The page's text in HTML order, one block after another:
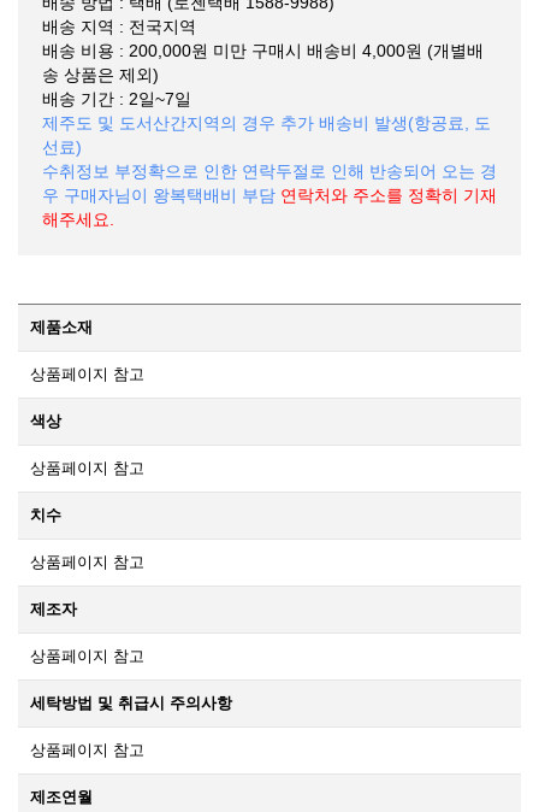
배송 지역 : 전국지역
배송 비용 : 200,000원 미만 구매시 배송비 4,000원 (개별배
송 상품은 제외)
배송 기간 : 2일~7일
제주도 및 도서산간지역의 경우 추가 배송비 발생(항공료, 도
선료)
수취정보 부정확으로 인한 연락두절로 인해 반송되어 오는 경
우 구매자님이 왕복택배비 부담 연락처와 주소를 정확히 기재
해주세요.
제품소재
상품페이지 참고
색상
상품페이지 참고
치수
상품페이지 참고
제조자
상품페이지 참고
세탁방법 및 취급시 주의사항
상품페이지 참고
제조연월